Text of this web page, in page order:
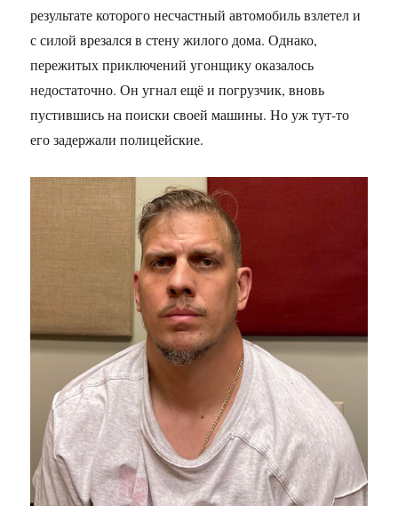
результате которого несчастный автомобиль взлетел и
с силой врезался в стену жилого дома. Однако,
пережитых приключений угонщику оказалось
недостаточно. Он угнал ещё и погрузчик, вновь
пустившись на поиски своей машины. Но уж тут-то
его задержали полицейские.